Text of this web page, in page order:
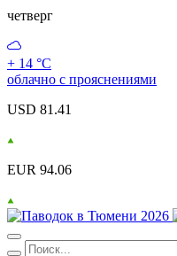
четверг
+ 14 °С
облачно с прояснениями
USD 81.41
EUR 94.06